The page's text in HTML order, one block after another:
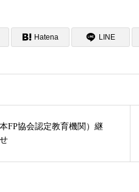
Hatena LINE
FP協会認定教育機関）継